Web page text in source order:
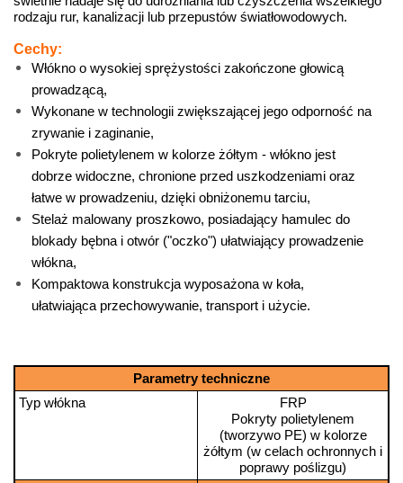
rodzaju rur, kanalizacji lub przepustów światłowodowych.
Cechy:
Włókno o wysokiej sprężystości zakończone głowicą
prowadzącą,
Wykonane w technologii zwiększającej jego odporność na
zrywanie i zaginanie,
Pokryte polietylenem w kolorze żółtym - włókno jest
dobrze widoczne, chronione przed uszkodzeniami oraz
łatwe w prowadzeniu, dzięki obniżonemu tarciu,
Stelaż malowany proszkowo, posiadający hamulec do
blokady bębna i otwór ("oczko") ułatwiający prowadzenie
włókna,
Kompaktowa konstrukcja wyposażona w koła,
ułatwiająca przechowywanie, transport i użycie.
Parametry techniczne
Typ włókna
FRP
Pokryty polietylenem
(tworzywo PE) w kolorze
żółtym (w celach ochronnych i
poprawy poślizgu)